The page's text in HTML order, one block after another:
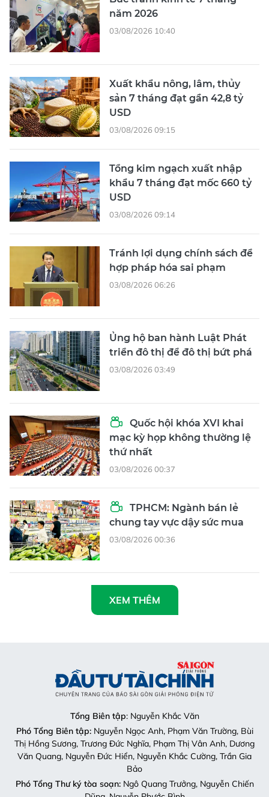
năm 2026
03/08/2026 10:40
Xuất khẩu nông, lâm, thủy
sản 7 tháng đạt gần 42,8 tỷ
USD
03/08/2026 09:15
Tổng kim ngạch xuất nhập
khẩu 7 tháng đạt mốc 660 tỷ
USD
03/08/2026 09:14
Tránh lợi dụng chính sách để
hợp pháp hóa sai phạm
03/08/2026 06:26
Ủng hộ ban hành Luật Phát
triển đô thị để đô thị bứt phá
03/08/2026 03:49
Quốc hội khóa XVI khai
mạc kỳ họp không thường lệ
thứ nhất
03/08/2026 00:37
TPHCM: Ngành bán lẻ
chung tay vực dậy sức mua
03/08/2026 00:36
XEM THÊM
Tổng Biên tập: Nguyễn Khắc Văn
Phó Tổng Biên tập:Nguyễn Ngọc Anh, Phạm Văn Trường, Bùi
Thị Hồng Sương, Trương Đức Nghĩa, Phạm Thị Vân Anh, Dương
Văn Quang, Nguyễn Đức Hiển, Nguyễn Khắc Cường, Trần Gia
Bảo
Phó Tổng Thư ký tòa soạn:Ngô Quang Trưởng, Nguyễn Chiến